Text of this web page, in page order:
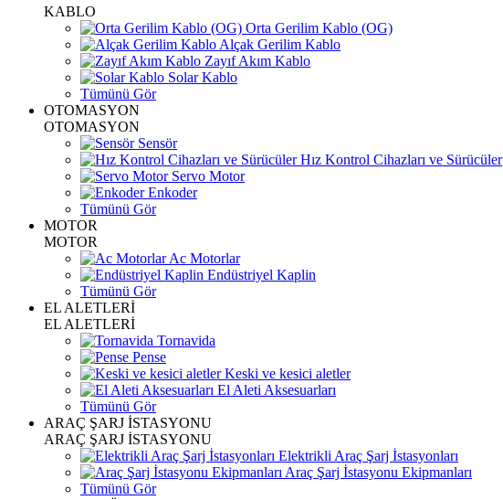
KABLO
Orta Gerilim Kablo (OG)
Alçak Gerilim Kablo
Zayıf Akım Kablo
Solar Kablo
Tümünü Gör
OTOMASYON
OTOMASYON
Sensör
Hız Kontrol Cihazları ve Sürücüler
Servo Motor
Enkoder
Tümünü Gör
MOTOR
MOTOR
Ac Motorlar
Endüstriyel Kaplin
Tümünü Gör
EL ALETLERİ
EL ALETLERİ
Tornavida
Pense
Keski ve kesici aletler
El Aleti Aksesuarları
Tümünü Gör
ARAÇ ŞARJ İSTASYONU
ARAÇ ŞARJ İSTASYONU
Elektrikli Araç Şarj İstasyonları
Araç Şarj İstasyonu Ekipmanları
Tümünü Gör